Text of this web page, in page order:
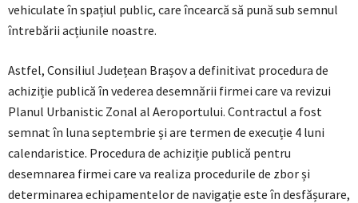
vehiculate în spațiul public, care încearcă să pună sub semnul
întrebării acțiunile noastre.
Astfel, Consiliul Județean Brașov a definitivat procedura de
achiziție publică în vederea desemnării firmei care va revizui
Planul Urbanistic Zonal al Aeroportului. Contractul a fost
semnat în luna septembrie și are termen de execuție 4 luni
calendaristice. Procedura de achiziție publică pentru
desemnarea firmei care va realiza procedurile de zbor și
determinarea echipamentelor de navigație este în desfășurare,